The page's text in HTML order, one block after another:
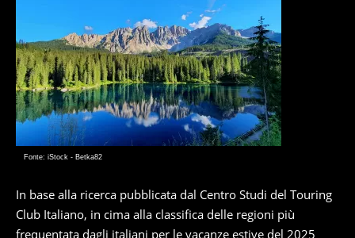
Fonte: iStock - Betka82
In base alla ricerca pubblicata dal Centro Studi del Touring
Club Italiano, in cima alla classifica delle regioni più
frequentata dagli italiani per le vacanze estive del 2025